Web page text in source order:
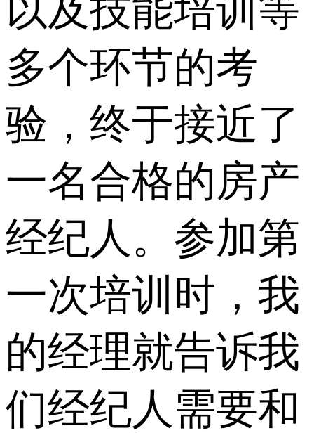
以及技能培训等
多个环节的考
验，终于接近了
一名合格的房产
经纪人。参加第
一次培训时，我
的经理就告诉我
们经纪人需要和